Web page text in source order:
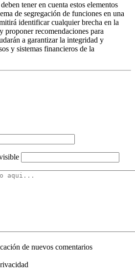
tener en cuenta estos elementos
de segregación de funciones en una
identificar cualquier brecha en la
proponer recomendaciones para
a garantizar la integridad y
y sistemas financieros de la
de nuevos comentarios